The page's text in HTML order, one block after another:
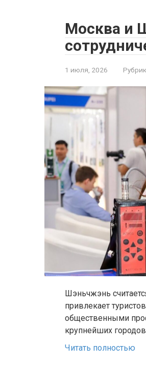
Москва и
1 июля, 2026
Шэньчжэнь
привлекает
общественными
крупнейших
Читать полностью